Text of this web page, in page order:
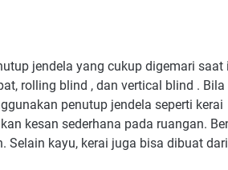
jendela yang cukup digemari
rolling blind , dan vertical blind .
penutup jendela seperti
kesan sederhana pada ruangan.
Selain kayu, kerai juga bisa dibuat